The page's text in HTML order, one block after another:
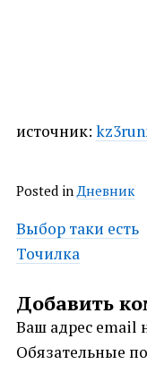
источник:
Posted in Дневник
Post
navigation
Выбор таки есть
Точилка
Добавить
Ваш адрес email
Обязательные